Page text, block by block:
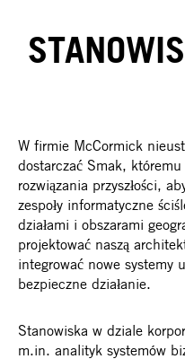
W firmie McCormick
dostarczać Smak,
rozwiązania przyszłości,
zespoły informatyczne
działami i obszarami
projektować naszą
integrować nowe systemy
bezpieczne działanie.
Stanowiska w dziale
m.in. analityk systemów